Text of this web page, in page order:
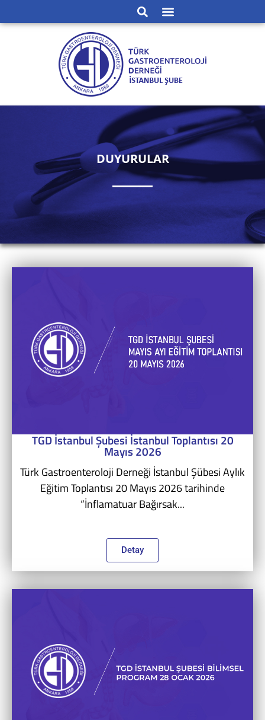
DUYURULAR
TGD İstanbul Şubesi İstanbul Toplantısı 20
Mayıs 2026
Türk Gastroenteroloji Derneği İstanbul Şübesi Aylık
Eğitim Toplantısı 20 Mayıs 2026 tarihinde
“İnflamatuar Bağırsak...
Detay